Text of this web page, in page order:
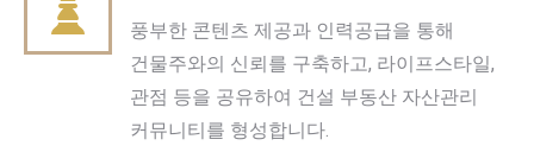
풍부한 콘텐츠 제공과 인력공급을 통해
건물주와의 신뢰를 구축하고, 라이프스타일,
관점 등을 공유하여 건설 부동산 자산관리
커뮤니티를 형성합니다.